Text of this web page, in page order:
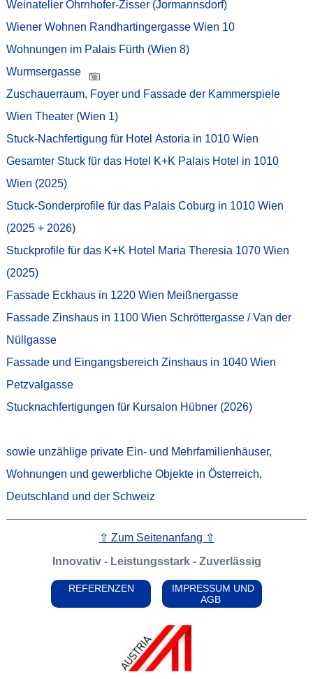
Weinatelier Ohrnhofer-Zisser (Jormannsdorf)
Wiener Wohnen Randhartingergasse Wien 10
Wohnungen im Palais Fürth (Wien 8)
Wurmsergasse
Zuschauerraum, Foyer und Fassade der Kammerspiele
Wien Theater (Wien 1)
Stuck-Nachfertigung für Hotel Astoria in 1010 Wien
Gesamter Stuck für das Hotel K+K Palais Hotel in 1010
Wien (2025)
Stuck-Sonderprofile für das Palais Coburg in 1010 Wien
(2025 + 2026)
Stuckprofile für das K+K Hotel Maria Theresia 1070 Wien
(2025)
Fassade Eckhaus in 1220 Wien Meißnergasse
Fassade Zinshaus in 1100 Wien Schröttergasse / Van der
Nüllgasse
Fassade und Eingangsbereich Zinshaus in 1040 Wien
Petzvalgasse
Stucknachfertigungen für Kursalon Hübner (2026)
sowie unzählige private Ein- und Mehrfamilienhäuser,
Wohnungen und gewerbliche Objekte in Österreich,
Deutschland und der Schweiz
⇧ Zum Seitenanfang ⇧
Innovativ - Leistungsstark - Zuverlässig
REFERENZEN
IMPRESSUM UND
AGB